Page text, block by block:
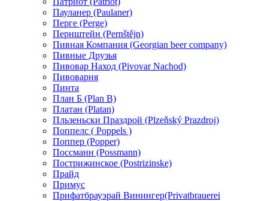
Пауланер (Paulaner)
Перге (Perge)
Пернштейн (Pernštějn)
Пивная Компания (Georgian beer company)
Пивные Друзья
Пивовар Наход (Pivovar Nachod)
Пивоварня
Пинта
План Б (Plan B)
Платан (Platan)
Пльзеньски Праздрой (Plzeňský Prazdroj)
Поппелс ( Poppels )
Поппер (Popper)
Поссманн (Possmann)
Пострижинское (Postrizinske)
Прайд
Примус
Прифатбрауэрай Винингер(Privatbrauerei